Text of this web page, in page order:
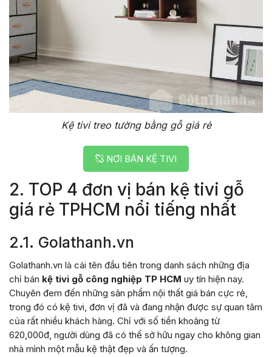
Kệ tivi treo tường bằng gỗ giá rẻ
NƠI BÁN KỆ TIVI
2. TOP 4 đơn vị bán kệ tivi gỗ
giá rẻ TPHCM nổi tiếng nhất
2.1. Golathanh.vn
Golathanh.vn là cái tên đầu tiên trong danh sách những địa
chỉ bán kệ tivi gỗ công nghiệp TP HCM uy tín hiện nay.
Chuyên đem đến những sản phẩm nội thất giá bán cực rẻ,
trong đó có kệ tivi, đơn vị đã và đang nhận được sự quan tâm
của rất nhiều khách hàng. Chỉ với số tiền khoảng từ
620,000đ, người dùng đã có thể sở hữu ngay cho không gian
nhà mình một mẫu kệ thật đẹp và ấn tượng.